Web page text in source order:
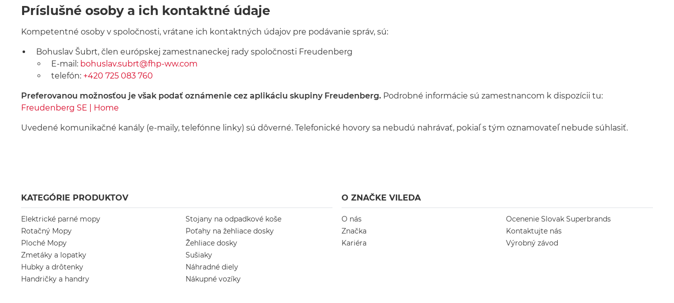
Príslušné osoby a ich kontaktné údaje
Kompetentné osoby v spoločnosti, vrátane ich kontaktných údajov pre podávanie správ, sú:
Bohuslav Šubrt, člen európskej zamestnaneckej rady spoločnosti Freudenberg
E-mail: bohuslav.subrt@fhp-ww.com
telefón: +420 725 083 760
Preferovanou možnosťou je však podať oznámenie cez aplikáciu skupiny Freudenberg. Podrobné informácie sú zamestnancom k dispozícii tu:
Freudenberg SE | Home
Uvedené komunikačné kanály (e-maily, telefónne linky) sú dôverné. Telefonické hovory sa nebudú nahrávať, pokiaľ s tým oznamovateľ nebude súhlasiť.
KATEGÓRIE PRODUKTOV
Elektrické parné mopy
Rotačný Mopy
Ploché Mopy
Zmetáky a lopatky
Hubky a drôtenky
Handričky a handry
Stojany na odpadkové koše
Poťahy na žehliace dosky
Žehliace dosky
Sušiaky
Náhradné diely
Nákupné vozíky
O ZNAČKE VILEDA
O nás
Značka
Kariéra
Ocenenie Slovak Superbrands
Kontaktujte nás
Výrobný závod